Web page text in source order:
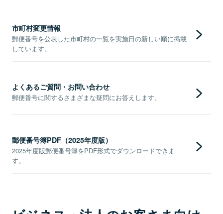
市町村変更情報
郵便番号を公表した市町村の一覧を実施日の新しい順に掲載
しています。
よくあるご質問・お問い合わせ
郵便番号に関するさまざまな疑問にお答えします。
郵便番号簿PDF（2025年度版）
2025年度版郵便番号簿をPDF形式でダウンロードできま
す。